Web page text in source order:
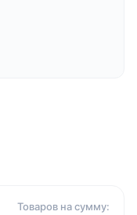
Товаров на сумму: